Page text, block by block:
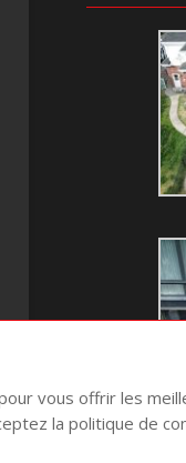
vous offrir les
la politique de